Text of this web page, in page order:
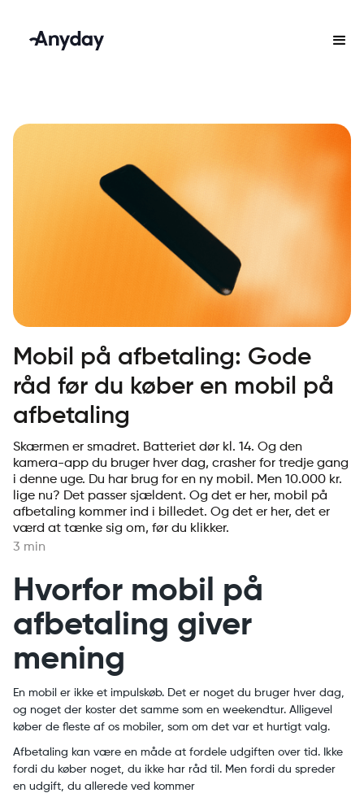
Mobil på afbetaling: Gode
råd før du køber en mobil på
afbetaling
Skærmen er smadret. Batteriet dør kl. 14. Og den
kamera-app du bruger hver dag, crasher for tredje gang
i denne uge. Du har brug for en ny mobil. Men 10.000 kr.
lige nu? Det passer sjældent. Og det er her, mobil på
afbetaling kommer ind i billedet. Og det er her, det er
værd at tænke sig om, før du klikker.
3 min
Hvorfor mobil på
afbetaling giver
mening
En mobil er ikke et impulskøb. Det er noget du bruger hver dag,
og noget der koster det samme som en weekendtur. Alligevel
køber de fleste af os mobiler, som om det var et hurtigt valg.
Afbetaling kan være en måde at fordele udgiften over tid. Ikke
fordi du køber noget, du ikke har råd til. Men fordi du spreder
en udgift, du allerede ved kommer